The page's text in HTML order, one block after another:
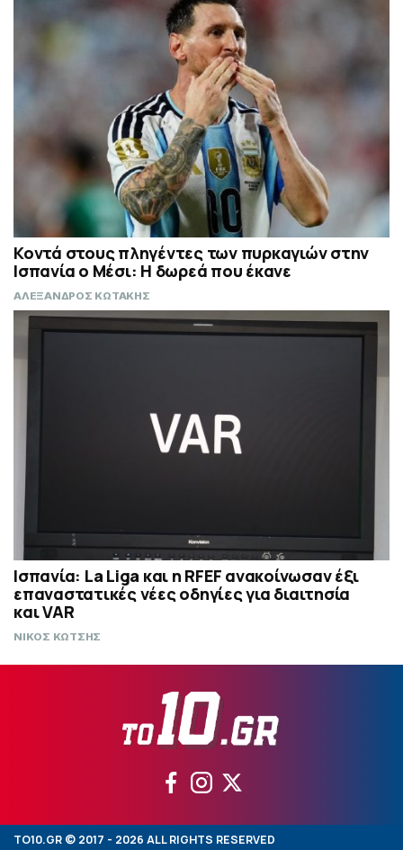
Κοντά στους πληγέντες των πυρκαγιών στην
Ισπανία ο Μέσι: Η δωρεά που έκανε
ΑΛΕΞΑΝΔΡΟΣ ΚΩΤΑΚΗΣ
Ισπανία: La Liga και η RFEF ανακοίνωσαν έξι
επαναστατικές νέες οδηγίες για διαιτησία
και VAR
ΝΙΚΟΣ ΚΩΤΣΗΣ
TO10.GR © 2017 - 2026 ALL RIGHTS RESERVED